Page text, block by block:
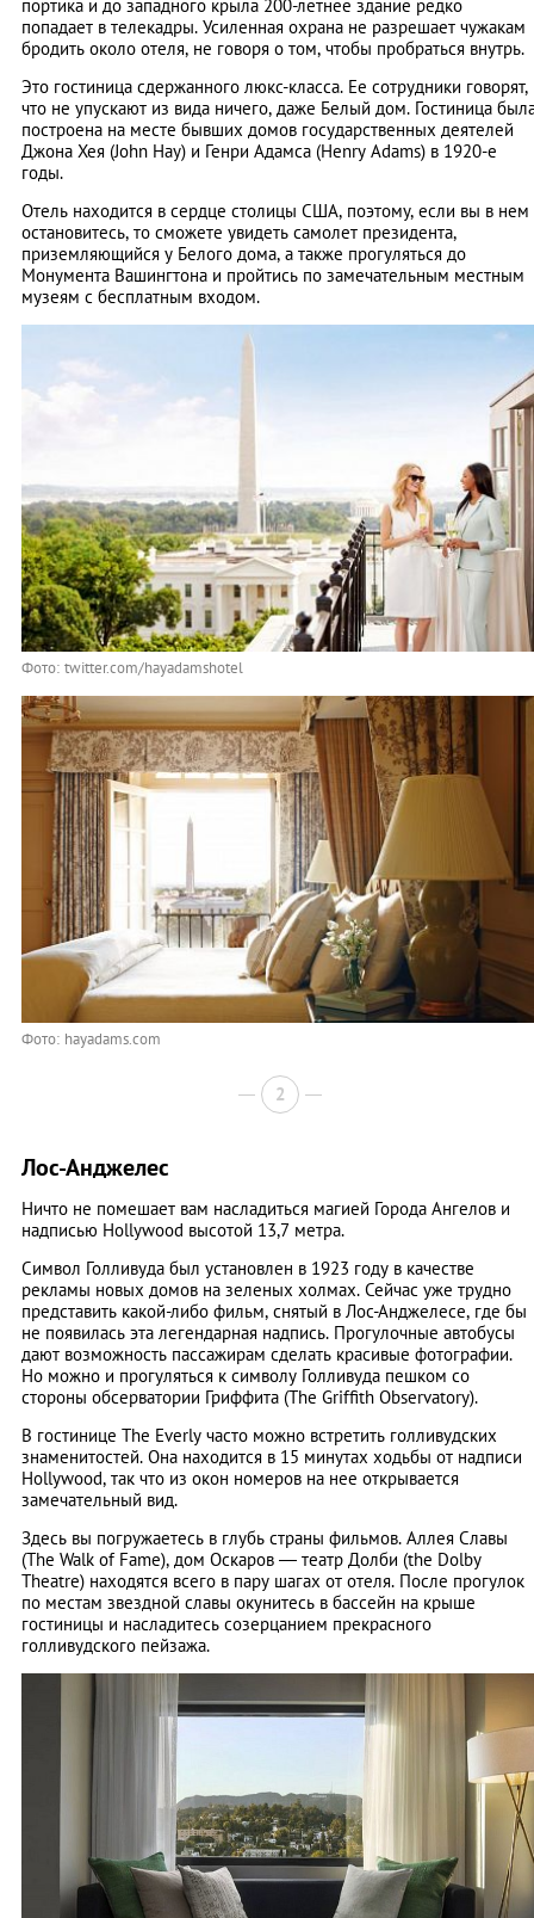
портика и до западного крыла 200-летнее здание редко
попадает в телекадры. Усиленная охрана не разрешает чужакам
бродить около отеля, не говоря о том, чтобы пробраться внутрь.
Это гостиница сдержанного люкс-класса. Ее сотрудники говорят,
что не упускают из вида ничего, даже Белый дом. Гостиница
построена на месте бывших домов государственных деятелей
Джона Хея (John Hay) и Генри Адамса (Henry Adams) в 1920-е
годы.
Отель находится в сердце столицы США, поэтому, если вы в нем
остановитесь, то сможете увидеть самолет президента,
приземляющийся у Белого дома, а также прогуляться до
Монумента Вашингтона и пройтись по замечательным местным
музеям с бесплатным входом.
Фото: twitter.com/hayadamshotel
Фото: hayadams.com
2
Лос-Анджелес
Ничто не помешает вам насладиться магией Города Ангелов и
надписью Hollywood высотой 13,7 метра.
Символ Голливуда был установлен в 1923 году в качестве
рекламы новых домов на зеленых холмах. Сейчас уже трудно
представить какой-либо фильм, снятый в Лос-Анджелесе, где бы
не появилась эта легендарная надпись. Прогулочные автобусы
дают возможность пассажирам сделать красивые фотографии.
Но можно и прогуляться к символу Голливуда пешком со
стороны обсерватории Гриффита (Тhe Griffith Observatory).
В гостинице The Everly часто можно встретить голливудских
знаменитостей. Она находится в 15 минутах ходьбы от надписи
Hollywood, так что из окон номеров на нее открывается
замечательный вид.
Здесь вы погружаетесь в глубь страны фильмов. Аллея Славы
(The Walk of Fame), дом Оскаров — театр Долби (the Dolby
Theatre) находятся всего в пару шагах от отеля. После прогулок
по местам звездной славы окунитесь в бассейн на крыше
гостиницы и насладитесь созерцанием прекрасного
голливудского пейзажа.